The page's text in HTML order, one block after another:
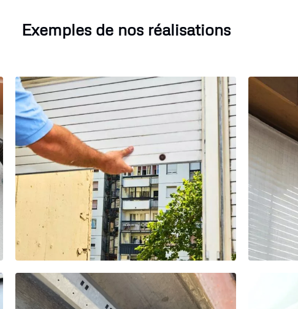
Exemples de nos réalisations